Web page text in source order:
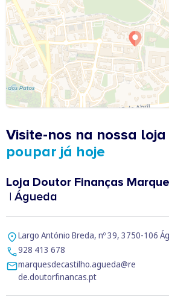
Visite-nos na nossa loja
poupar já hoje
Loja Doutor Finanças
| Águeda
Largo António Breda, nº 39, 3750-106
928 413 678
marquesdecastilho.agueda@re
de.doutorfinancas.pt